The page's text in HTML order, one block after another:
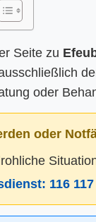
Seite zu
oder
oder
116 117